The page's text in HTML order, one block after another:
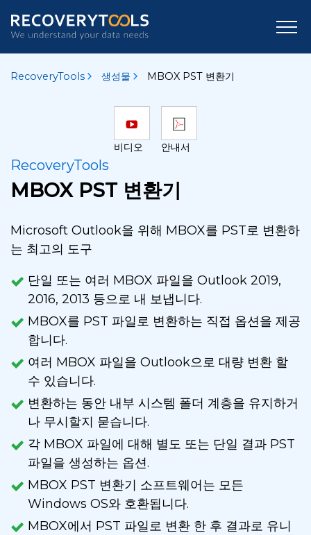
RecoveryTools 생성물 MBOX PST 변환기
비디오 안내서
RecoveryTools
MBOX PST 변환기
Microsoft Outlook을 위해 MBOX를 PST로 변환하
는 최고의 도구
단일 또는 여러 MBOX 파일을 Outlook 2019,
2016, 2013 등으로 내 보냅니다.
MBOX를 PST 파일로 변환하는 직접 옵션을 제공
합니다.
여러 MBOX 파일을 Outlook으로 대량 변환 할
수 있습니다.
변환하는 동안 내부 시스템 폴더 계층을 유지하거
나 무시할지 묻습니다.
각 MBOX 파일에 대해 별도 또는 단일 결과 PST
파일을 생성하는 옵션.
MBOX PST 변환기 소프트웨어는 모든
Windows OS와 호환됩니다.
MBOX에서 PST 파일로 변환 한 후 결과로 유니